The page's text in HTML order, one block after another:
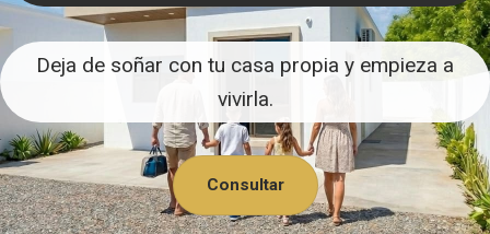
Deja de soñar con tu casa propia y empieza a
vivirla.
Consultar